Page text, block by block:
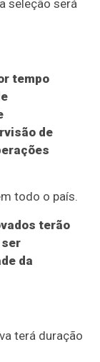
seleção será
tempo
de
todo o país.
terão
ser
da
terá duração